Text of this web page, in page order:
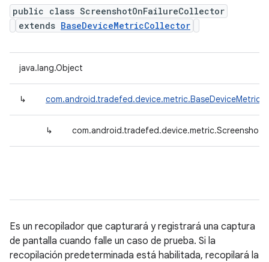
public class ScreenshotOnFailureCollector
extends BaseDeviceMetricCollector
java.lang.Object
↳
↳
Es un recopilador que capturará y registrará una captura
de pantalla cuando falle un caso de prueba. Si la
recopilación predeterminada está habilitada, recopilará la